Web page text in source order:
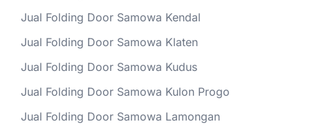
Jual Folding Door Samowa Kendal
Jual Folding Door Samowa Klaten
Jual Folding Door Samowa Kudus
Jual Folding Door Samowa Kulon Progo
Jual Folding Door Samowa Lamongan